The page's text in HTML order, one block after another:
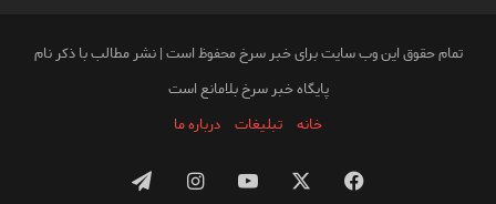
تمام حقوق این وب سایت برای خبر سرخ محفوظ است | نشر مطالب با ذکر نام
پایگاه خبر سرخ بلامانع است
خانه
تبلیغات درباره ما
فیس یوتیوباینستاگرامتلگرام